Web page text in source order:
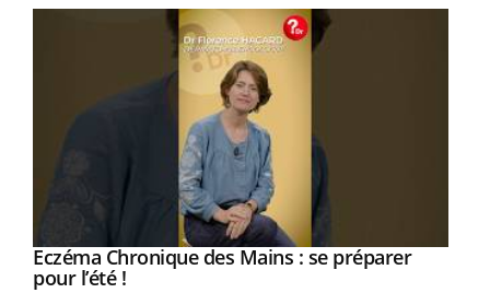
Youtube
Eczéma Chronique des Mains : se préparer
pour l’été !Youtube